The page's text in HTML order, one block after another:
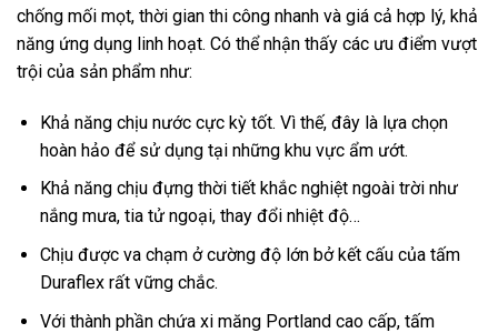
chống mối mọt, thời gian thi công nhanh và giá cả hợp lý, khả
năng ứng dụng linh hoạt. Có thể nhận thấy các ưu điểm vượt
trội của sản phẩm như:
Khả năng chịu nước cực kỳ tốt. Vì thế, đây là lựa chọn
hoàn hảo để sử dụng tại những khu vực ẩm ướt.
Khả năng chịu đựng thời tiết khắc nghiệt ngoài trời như
nắng mưa, tia tử ngoại, thay đổi nhiệt độ…
Chịu được va chạm ở cường độ lớn bở kết cấu của tấm
Duraflex rất vững chắc.
Với thành phần chứa xi măng Portland cao cấp, tấm